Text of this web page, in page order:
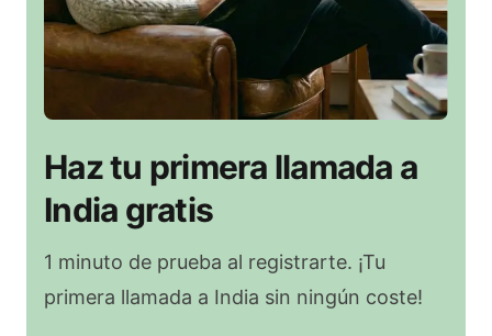
Haz tu primera llamada a
India gratis
1 minuto de prueba al registrarte. ¡Tu
primera llamada a India sin ningún coste!